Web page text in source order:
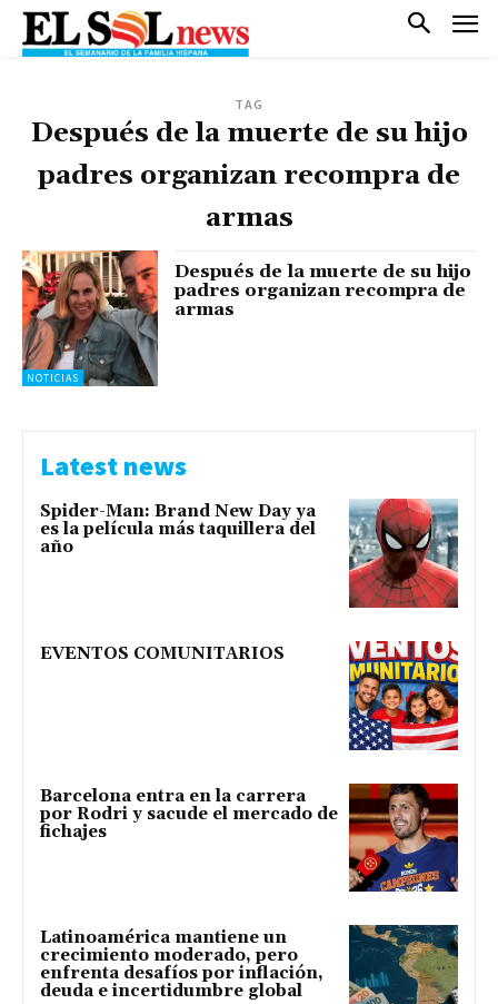
TAG
Después de la muerte de su hijo
padres organizan recompra de
armas
NOTICIAS
Después de la muerte de su hijo
padres organizan recompra de
armas
Latest news
Spider-Man: Brand New Day ya
es la película más taquillera del
año
EVENTOS COMUNITARIOS
Barcelona entra en la carrera
por Rodri y sacude el mercado de
fichajes
Latinoamérica mantiene un
crecimiento moderado, pero
enfrenta desafíos por inflación,
deuda e incertidumbre global